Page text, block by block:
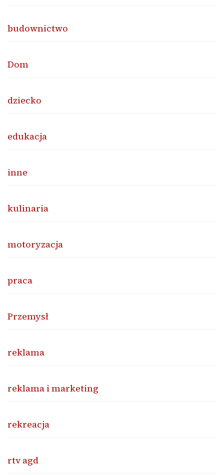
budownictwo
Dom
dziecko
edukacja
inne
kulinaria
motoryzacja
praca
Przemysł
reklama
reklama i marketing
rekreacja
rtv agd